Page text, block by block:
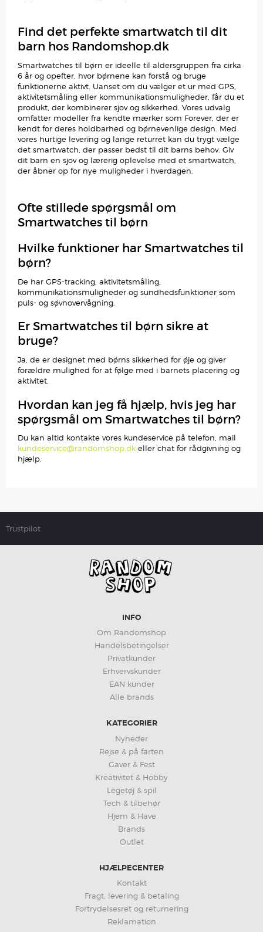
Find det perfekte smartwatch til dit
barn hos Randomshop.dk
Smartwatches til børn er ideelle til aldersgruppen fra cirka
6 år og opefter, hvor børnene kan forstå og bruge
funktionerne aktivt. Uanset om du vælger et ur med GPS,
aktivitetsmåling eller kommunikationsmuligheder, får du et
produkt, der kombinerer sjov og sikkerhed. Vores udvalg
omfatter modeller fra kendte mærker som Forever, der er
kendt for deres holdbarhed og børnevenlige design. Med
vores hurtige levering og lange returret kan du trygt vælge
det smartwatch, der passer bedst til dit barns behov. Giv
dit barn en sjov og lærerig oplevelse med et smartwatch,
der åbner op for nye muligheder i hverdagen.
Ofte stillede spørgsmål om
Smartwatches til børn
Hvilke funktioner har Smartwatches til
børn?
De har GPS-tracking, aktivitetsmåling,
kommunikationsmuligheder og sundhedsfunktioner som
puls- og søvnovervågning.
Er Smartwatches til børn sikre at
bruge?
Ja, de er designet med børns sikkerhed for øje og giver
forældre mulighed for at følge med i barnets placering og
aktivitet.
Hvordan kan jeg få hjælp, hvis jeg har
spørgsmål om Smartwatches til børn?
Du kan altid kontakte vores kundeservice på telefon, mail
kundeservice@randomshop.dk eller chat for rådgivning og
hjælp.
Trustpilot
INFO
Om Randomshop
Handelsbetingelser
Privatkunder
Erhvervskunder
EAN kunder
Alle brands
KATEGORIER
Nyheder
Rejse & på farten
Gaver & Fest
Kreativitet & Hobby
Legetøj & spil
Tech & tilbehør
Hjem & Have
Brands
Outlet
HJÆLPECENTER
Kontakt
Fragt, levering & betaling
Fortrydelsesret og returnering
Reklamation